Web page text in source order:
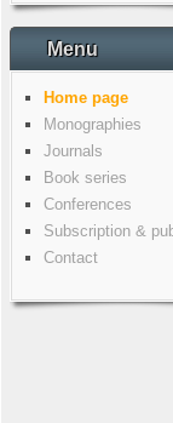
Menu
Home page
Monographies
Journals
Book series
Conferences
Subscription &
Contact